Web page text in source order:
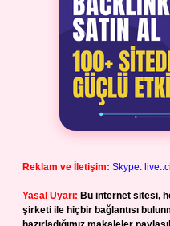
Reklam ve İletişim: Skype:
Yasal Uyarı: Bu internet sitesi,
şirketi ile hiçbir bağlantısı